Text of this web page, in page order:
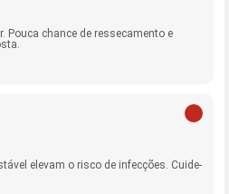
Pouca chance de ressecamento e
elevam o risco de infecções. Cuide-